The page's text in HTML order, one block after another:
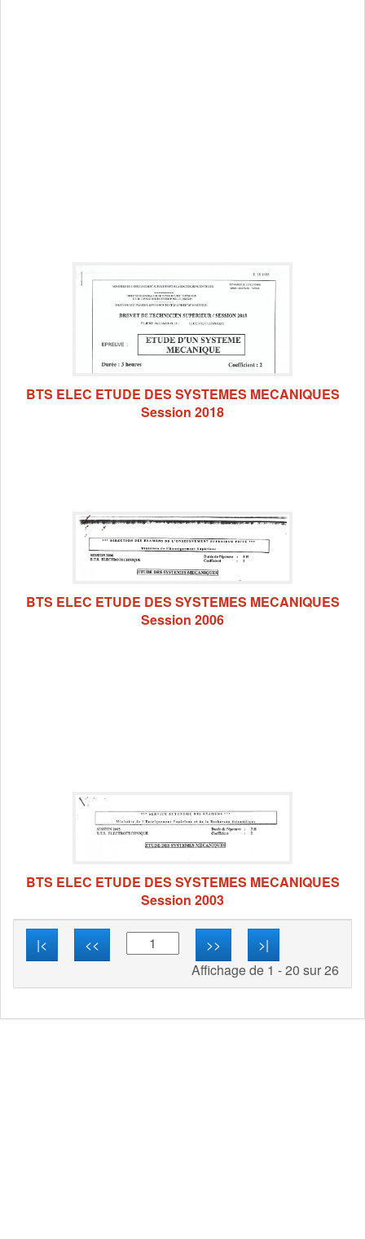
BTS ELEC ETUDE DES SYSTEMES MECANIQUES
Session 2018
BTS ELEC ETUDE DES SYSTEMES MECANIQUES
Session 2006
BTS ELEC ETUDE DES SYSTEMES MECANIQUES
Session 2003
|< << >>
>|
Affichage de 1 - 20 sur 26